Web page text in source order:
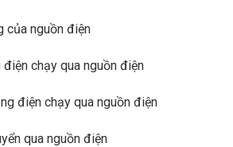
của nguồn điện
chạy qua nguồn điện
điện chạy qua nguồn điện
qua nguồn điện